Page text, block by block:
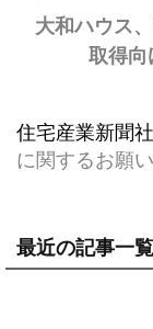
大和ハウス
取得向
住宅産業新聞
に関するお願い
最近の記事一覧